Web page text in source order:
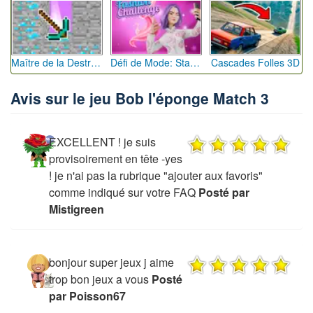
Maître de la Destruction: Fusion de Pioches Défi de Mode: Star du Podium Cascades Folles 3D
Avis sur le jeu Bob l'éponge Match 3
EXCELLENT ! je suis
provisoirement en tête -yes
! je n'ai pas la rubrique "ajouter aux favoris"
comme indiqué sur votre FAQ Posté par
Mistigreen
bonjour super jeux j aime
trop bon jeux a vous Posté
par Poisson67